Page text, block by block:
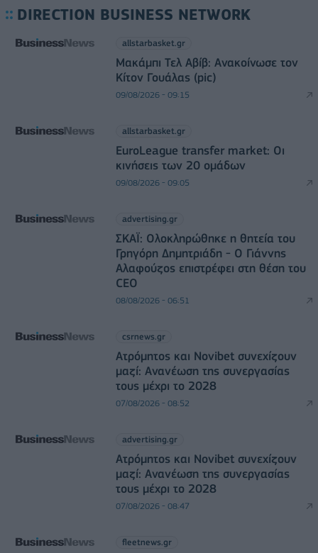
DIRECTION BUSINESS NETWORK
allstarbasket.gr
Μακάμπι Τελ Αβίβ: Ανακοίνωσε τον
Κίτον Γουάλας (pic)
09/08/2026 - 09:15
allstarbasket.gr
EuroLeague transfer market: Οι
κινήσεις των 20 ομάδων
09/08/2026 - 09:05
advertising.gr
ΣΚΑΪ: Ολοκληρώθηκε η θητεία του
Γρηγόρη Δημητριάδη - Ο Γιάννης
Αλαφούζος επιστρέφει στη θέση του
CEO
08/08/2026 - 06:51
csrnews.gr
Ατρόμητος και Novibet συνεχίζουν
μαζί: Ανανέωση της συνεργασίας
τους μέχρι το 2028
07/08/2026 - 08:52
advertising.gr
Ατρόμητος και Novibet συνεχίζουν
μαζί: Ανανέωση της συνεργασίας
τους μέχρι το 2028
07/08/2026 - 08:47
fleetnews.gr